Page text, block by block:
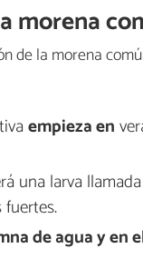
morena
de la morena
empieza en
una larva
de agua y en